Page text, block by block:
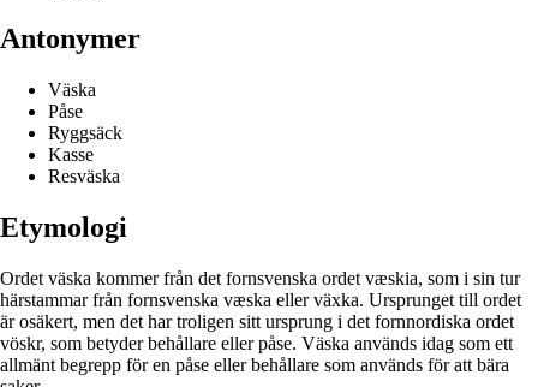
Antonymer
Väska
Påse
Ryggsäck
Kasse
Resväska
Etymologi
Ordet väska kommer från det fornsvenska ordet væskia, som i sin tur
härstammar från fornsvenska væska eller växka. Ursprunget till ordet
är osäkert, men det har troligen sitt ursprung i det fornnordiska ordet
vöskr, som betyder behållare eller påse. Väska används idag som ett
allmänt begrepp för en påse eller behållare som används för att bära